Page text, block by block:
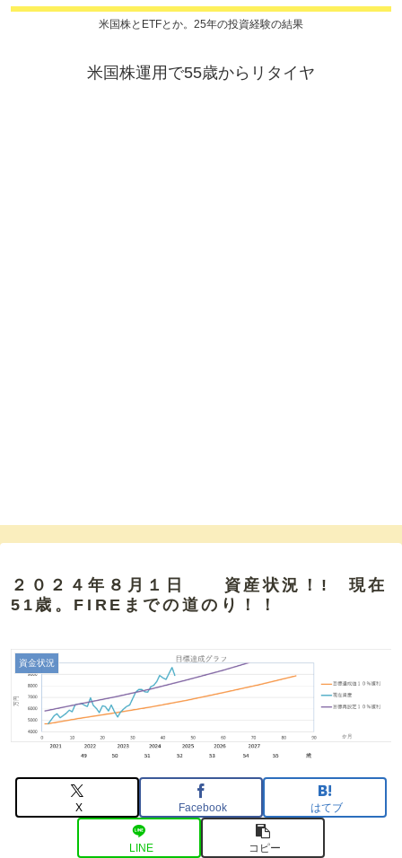
米国株とETFとか。25年の投資経験の結果
米国株運用で55歳からリタイヤ
２０２４年８月１日 資産状況！! 現在
51歳。FIREまでの道のり！！
資金状況
X Facebook はてブ
LINE コピー